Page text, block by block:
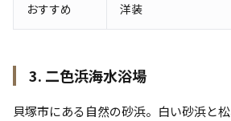
おすすめ 洋装
3. 二色浜海水浴場
貝塚市にある自然の砂浜。白い砂浜と